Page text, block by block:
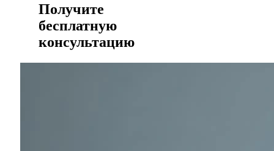
Получите
бесплатную
консультацию